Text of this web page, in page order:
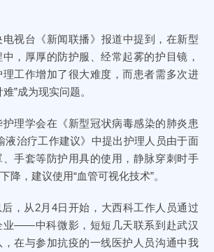
电视台《新闻联播》报道中提到，在新型
，厚厚的防护服、经常起雾的护目镜，
工作增加了很大难度，而患者需多次进
”成为现实问题。
护理学会在《新型冠状病毒感染的肺炎患
液治疗工作建议》中提出护理人员由于面
手套等防护用具的使用，静脉穿刺时手
降，建议使用“血管可视化技术”。
，从2月4日开始，大西科工作人员通过
业——中科微影，短短几天联系到赴武汉
在与参加抗疫的一线医护人员沟通中我